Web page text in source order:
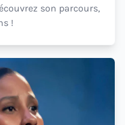
son parcours,
!